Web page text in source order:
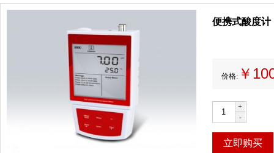
便携式酸度计
价格: ￥
+
-
立即购买